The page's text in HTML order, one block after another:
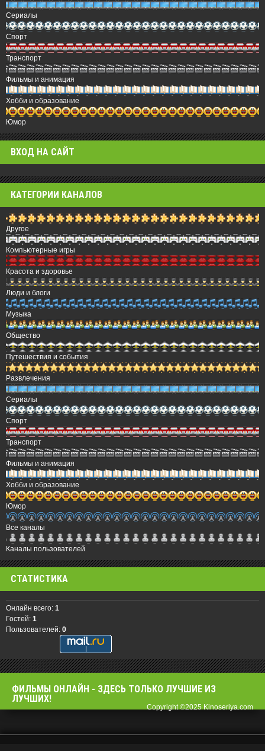
Сериалы
Спорт
Транспорт
Фильмы и анимация
Хобби и образование
Юмор
ВХОД НА САЙТ
КАТЕГОРИИ КАНАЛОВ
Другое
Компьютерные игры
Красота и здоровье
Люди и блоги
Музыка
Общество
Путешествия и события
Развлечения
Сериалы
Спорт
Транспорт
Фильмы и анимация
Хобби и образование
Юмор
Все каналы
Каналы пользователей
СТАТИСТИКА
Онлайн всего: 1
Гостей: 1
Пользователей: 0
ФИЛЬМЫ OНЛАЙН - ЗДЕСЬ ТОЛЬКО ЛУЧШИЕ ИЗ
ЛУЧШИХ!
Copyright ©2025 Kinoseriya.com